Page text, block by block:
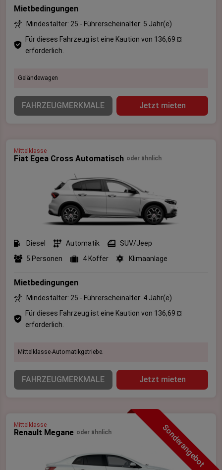
Mietbedingungen
Mindestalter: 25 - Führerscheinalter: 5 Jahr(e)
Für dieses Fahrzeug ist eine Kaution von 136,69 ¤
erforderlich.
Geländewagen
FAHRZEUGMERKMALE Jetzt mieten
Mittelklasse
Fiat Egea Cross Automatisch oder ähnlich
Diesel Automatik
SUV/Jeep
5 Personen
4 Koffer Klimaanlage
Mietbedingungen
Mindestalter: 25 - Führerscheinalter: 4 Jahr(e)
Für dieses Fahrzeug ist eine Kaution von 136,69 ¤
erforderlich.
Mittelklasse-Automatikgetriebe.
FAHRZEUGMERKMALE Jetzt mieten
Sonderangebot
Mittelklasse
Renault Megane oder ähnlich